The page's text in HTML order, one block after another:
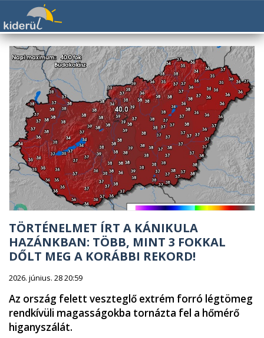
TÖRTÉNELMET ÍRT A KÁNIKULA
HAZÁNKBAN: TÖBB, MINT 3 FOKKAL
DŐLT MEG A KORÁBBI REKORD!
2026. június. 28 20:59
Az ország felett veszteglő extrém forró légtömeg
rendkívüli magasságokba tornázta fel a hőmérő
higanyszálát.